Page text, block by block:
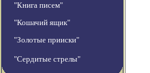
"Книга писем"
"Кошачий ящик"
"Золотые прииски"
"Сердитые стрелы"